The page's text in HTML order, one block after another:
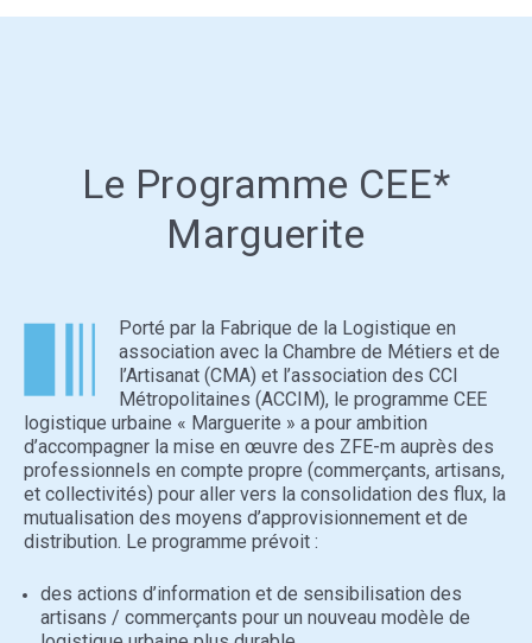
Le Programme CEE*
Marguerite
Porté par la Fabrique de la Logistique en
association avec la Chambre de Métiers et de
l’Artisanat (CMA) et l’association des CCI
Métropolitaines (ACCIM), le programme CEE
logistique urbaine « Marguerite » a pour ambition
d’accompagner la mise en œuvre des ZFE-m auprès des
professionnels en compte propre (commerçants, artisans,
et collectivités) pour aller vers la consolidation des flux, la
mutualisation des moyens d’approvisionnement et de
distribution. Le programme prévoit :
des actions d’information et de sensibilisation des
artisans / commerçants pour un nouveau modèle de